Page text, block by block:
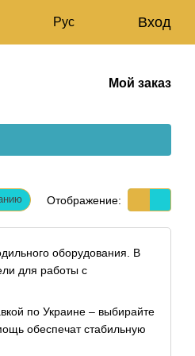
Рус Вход
Мой заказ
Отображение:
оборудования. В
для работы с
по Украине – выбирайте
обеспечат стабильную